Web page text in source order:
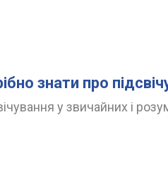
знати про
у звичайних і